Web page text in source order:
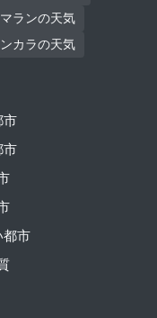
ランの天気
カラの天気
市
市
都市